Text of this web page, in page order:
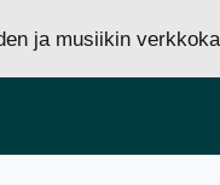
ja musiikin